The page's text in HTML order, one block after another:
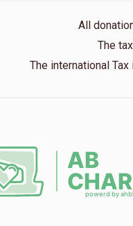
All
The
The international